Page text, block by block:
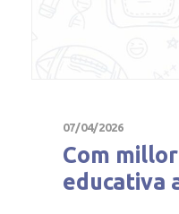
07/04/2026
Com
educativa